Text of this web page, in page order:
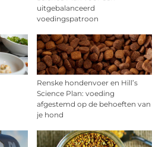
uitgebalanceerd
voedingspatroon
Renske hondenvoer en Hill’s
Science Plan: voeding
afgestemd op de behoeften van
je hond